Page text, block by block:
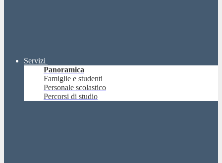
Servizi
Panoramica
Famiglie e studenti
Personale scolastico
Percorsi di studio